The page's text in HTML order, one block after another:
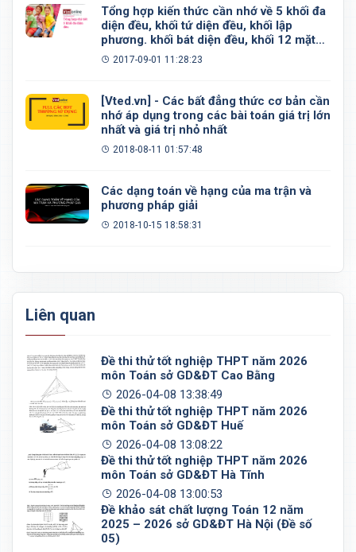
Tổng hợp kiến thức cần nhớ về 5 khối đa
diện đều, khối tứ diện đều, khối lập
phương. khối bát diện đều, khối 12 mặt
đều, khối 20 mặt đều
2017-09-01 11:28:23
[Vted.vn] - Các bất đẳng thức cơ bản cần
nhớ áp dụng trong các bài toán giá trị lớn
nhất và giá trị nhỏ nhất
2018-08-11 01:57:48
Các dạng toán về hạng của ma trận và
phương pháp giải
2018-10-15 18:58:31
Liên quan
Đề thi thử tốt nghiệp THPT năm 2026
môn Toán sở GD&ĐT Cao Bằng
2026-04-08 13:38:49
Đề thi thử tốt nghiệp THPT năm 2026
môn Toán sở GD&ĐT Huế
2026-04-08 13:08:22
Đề thi thử tốt nghiệp THPT năm 2026
môn Toán sở GD&ĐT Hà Tĩnh
2026-04-08 13:00:53
Đề khảo sát chất lượng Toán 12 năm
2025 – 2026 sở GD&ĐT Hà Nội (Đề số
05)